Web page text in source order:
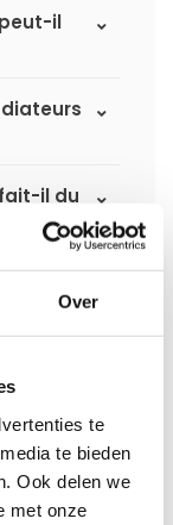
Over
te
te bieden
Ook delen we
met onze
il
il du
se produit.
répondre à